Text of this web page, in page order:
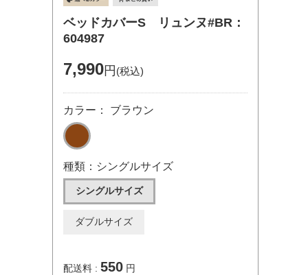
ベッドカバーS リュンヌ#BR：
604987
7,990円 (税込)
カラー： ブラウン
種類：シングルサイズ
シングルサイズ
ダブルサイズ
配送料 : 550 円